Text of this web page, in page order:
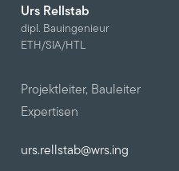
Urs Rellstab
dipl. Bauingenieur
ETH/SIA/HTL
Projektleiter, Bauleiter
Expertisen
urs.rellstab@wrs.ing